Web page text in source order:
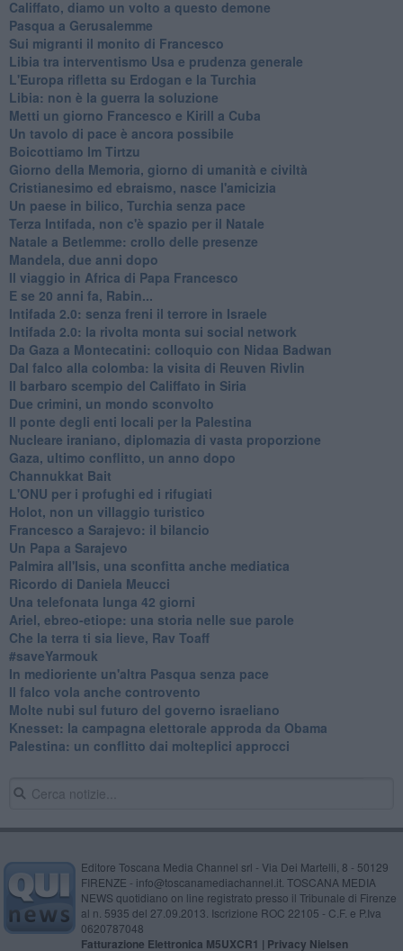
Califfato, diamo un volto a questo demone
Pasqua a Gerusalemme
Sui migranti il monito di Francesco
Libia tra interventismo Usa e prudenza generale
L'Europa rifletta su Erdogan e la Turchia
Libia: non è la guerra la soluzione
Metti un giorno Francesco e Kirill a Cuba
Un tavolo di pace è ancora possibile
Boicottiamo Im Tirtzu
Giorno della Memoria, giorno di umanità e civiltà
Cristianesimo ed ebraismo, nasce l'amicizia
Un paese in bilico, Turchia senza pace
Terza Intifada, non c'è spazio per il Natale
Natale a Betlemme: crollo delle presenze
Mandela, due anni dopo
Il viaggio in Africa di Papa Francesco
E se 20 anni fa, Rabin...
Intifada 2.0: senza freni il terrore in Israele
Intifada 2.0: la rivolta monta sui social network
Da Gaza a Montecatini: colloquio con Nidaa Badwan
Dal falco alla colomba: la visita di Reuven Rivlin
Il barbaro scempio del Califfato in Siria
Due crimini, un mondo sconvolto
Il ponte degli enti locali per la Palestina
Nucleare iraniano, diplomazia di vasta proporzione
Gaza, ultimo conflitto, un anno dopo
Channukkat Bait
L'ONU per i profughi ed i rifugiati
Holot, non un villaggio turistico
Francesco a Sarajevo: il bilancio
Un Papa a Sarajevo
Palmira all'Isis, una sconfitta anche mediatica
Ricordo di Daniela Meucci
​Una telefonata lunga 42 giorni
​Ariel, ebreo-etiope: una storia nelle sue parole
Che la terra ti sia lieve, Rav Toaff
​#saveYarmouk
​In medioriente un'altra Pasqua senza pace
​Il falco vola anche controvento
Molte nubi sul futuro del governo israeliano
Knesset: la campagna elettorale approda da Obama
Palestina: un conflitto dai molteplici approcci
Editore Toscana Media Channel srl - Via Dei Martelli, 8 - 50129
FIRENZE - info@toscanamediachannel.it. TOSCANA MEDIA
NEWS quotidiano on line registrato presso il Tribunale di Firenze
al n. 5935 del 27.09.2013. Iscrizione ROC 22105 - C.F. e P.Iva
0620787048
Fatturazione Elettronica M5UXCR1 | Privacy Nielsen